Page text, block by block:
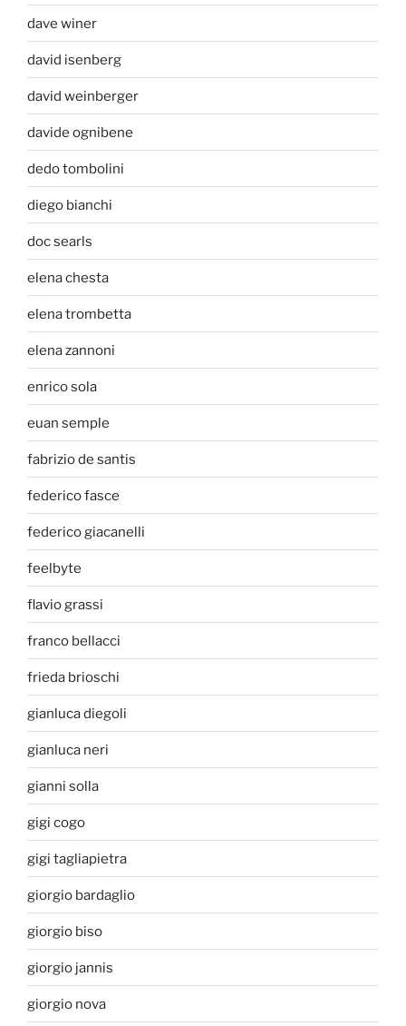
dave winer
david isenberg
david weinberger
davide ognibene
dedo tombolini
diego bianchi
doc searls
elena chesta
elena trombetta
elena zannoni
enrico sola
euan semple
fabrizio de santis
federico fasce
federico giacanelli
feelbyte
flavio grassi
franco bellacci
frieda brioschi
gianluca diegoli
gianluca neri
gianni solla
gigi cogo
gigi tagliapietra
giorgio bardaglio
giorgio biso
giorgio jannis
giorgio nova